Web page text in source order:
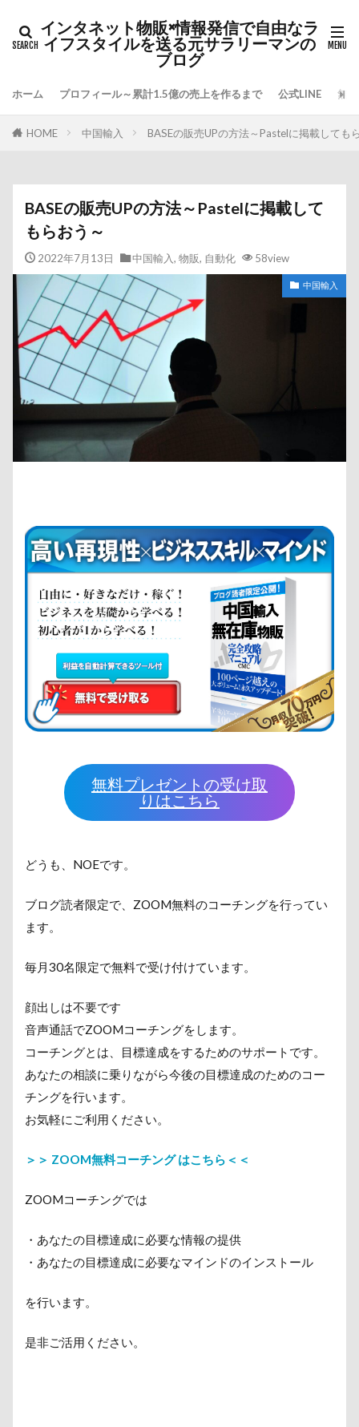
インタネット物販×情報発信で自由なラ
イフスタイルを送る元サラリーマンの
ブログ
ホーム プロフィール～累計1.5億の売上を作るまで 公式LINE 無
HOME 中国輸入 BASEの販売UPの方法～Pastelに掲載しても
BASEの販売UPの方法～Pastelに掲載して
もらおう～
2022年7月13日 中国輸入, 物販, 自動化 58view
中国輸入
無料プレゼントの受け取
りはこちら
どうも、NOEです。
ブログ読者限定で、ZOOM無料のコーチングを行ってい
ます。
毎月30名限定で無料で受け付けています。
顔出しは不要です
音声通話でZOOMコーチングをします。
コーチングとは、目標達成をするためのサポートです。
あなたの相談に乗りながら今後の目標達成のためのコー
チングを行います。
お気軽にご利用ください。
＞＞ ZOOM無料コーチング はこちら＜＜
ZOOMコーチングでは
・あなたの目標達成に必要な情報の提供
・あなたの目標達成に必要なマインドのインストール
を行います。
是非ご活用ください。